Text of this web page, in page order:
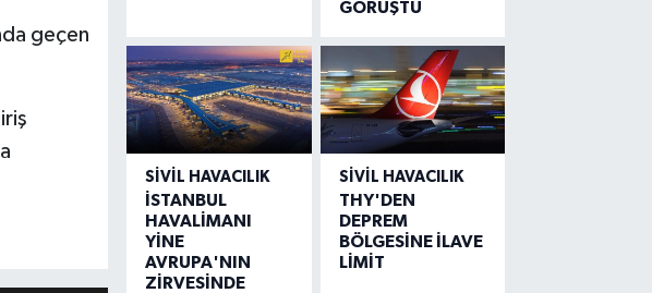
geçen
GÖRÜŞTÜ
SIVIL HAVACILIK
İSTANBUL
HAVALİMANI
YİNE
AVRUPA'NIN
ZİRVESİNDE
SIVIL HAVACILIK
THY'DEN
DEPREM
BÖLGESİNE İLAVE
LİMİT